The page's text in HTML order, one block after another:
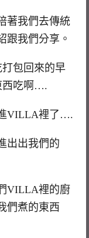
著我們去傳統
跟我們分享。
包回來的早
西吃啊….
VILLA裡了….
出出我們的
VILLA裡的廚
們煮的東西